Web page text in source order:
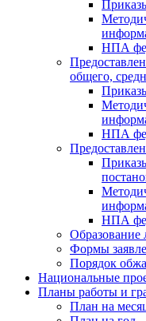
НПА
общего,
НПА
НПА
Формы
Порядок
Национальные
Планы работы и
План на